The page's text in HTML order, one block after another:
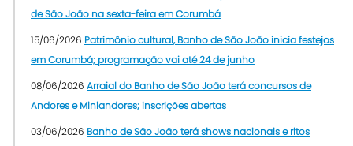
de São João na sexta-feira em Corumbá
15/06/2026 Patrimônio cultural, Banho de São João inicia festejos
em Corumbá; programação vai até 24 de junho
08/06/2026 Arraial do Banho de São João terá concursos de
Andores e Miniandores; inscrições abertas
03/06/2026 Banho de São João terá shows nacionais e ritos